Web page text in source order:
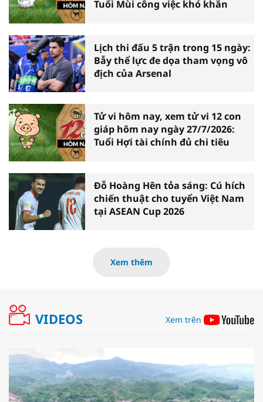
Tuổi Mùi công việc khó khăn
Lịch thi đấu 5 trận trong 15 ngày:
Bẫy thể lực đe dọa tham vọng vô
địch của Arsenal
Tử vi hôm nay, xem tử vi 12 con
giáp hôm nay ngày 27/7/2026:
Tuổi Hợi tài chính đủ chi tiêu
Đỗ Hoàng Hên tỏa sáng: Cú hích
chiến thuật cho tuyển Việt Nam
tại ASEAN Cup 2026
Xem thêm
VIDEOS Xem trên